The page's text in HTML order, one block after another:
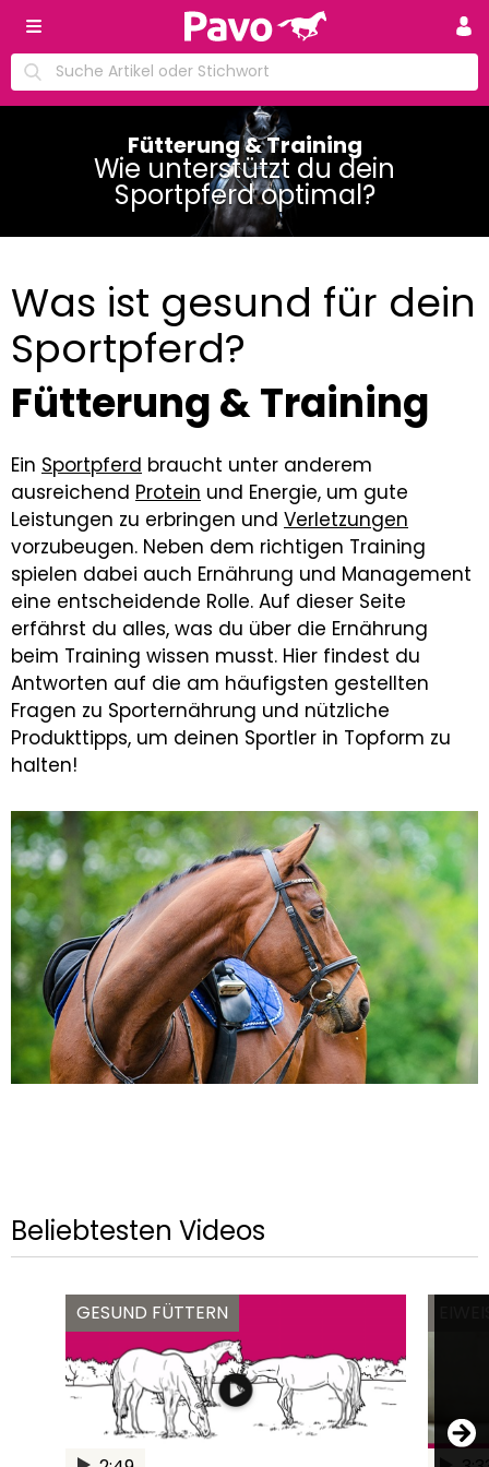
Fütterung & Training
Wie unterstützt du dein
Sportpferd optimal?
Was ist gesund für dein
Sportpferd?
Fütterung & Training
Ein Sportpferd braucht unter anderem
ausreichend Protein und Energie, um gute
Leistungen zu erbringen und Verletzungen
vorzubeugen. Neben dem richtigen Training
spielen dabei auch Ernährung und Management
eine entscheidende Rolle. Auf dieser Seite
erfährst du alles, was du über die Ernährung
beim Training wissen musst. Hier findest du
Antworten auf die am häufigsten gestellten
Fragen zu Sporternährung und nützliche
Produkttipps, um deinen Sportler in Topform zu
halten!
Beliebtesten Videos
GESUND FÜTTERN